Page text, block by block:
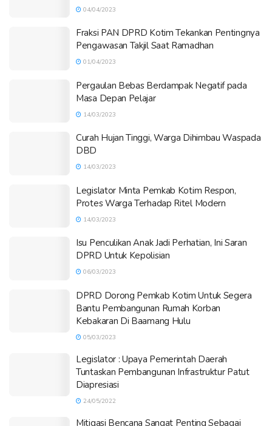
04/04/2023
Fraksi PAN DPRD Kotim Tekankan Pentingnya
Pengawasan Takjil Saat Ramadhan
01/04/2023
Pergaulan Bebas Berdampak Negatif pada
Masa Depan Pelajar
14/03/2023
Curah Hujan Tinggi, Warga Dihimbau Waspada
DBD
14/03/2023
Legislator Minta Pemkab Kotim Respon,
Protes Warga Terhadap Ritel Modern
14/03/2023
Isu Penculikan Anak Jadi Perhatian, Ini Saran
DPRD Untuk Kepolisian
06/03/2023
DPRD Dorong Pemkab Kotim Untuk Segera
Bantu Pembangunan Rumah Korban
Kebakaran Di Baamang Hulu
05/03/2023
Legislator : Upaya Pemerintah Daerah
Tuntaskan Pembangunan Infrastruktur Patut
Diapresiasi
24/05/2022
Mitigasi Bencana Sangat Penting Sebagai